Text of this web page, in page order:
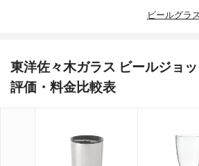
ビールグラ
東洋佐々木ガラス ビールジョ
評価・料金比較表